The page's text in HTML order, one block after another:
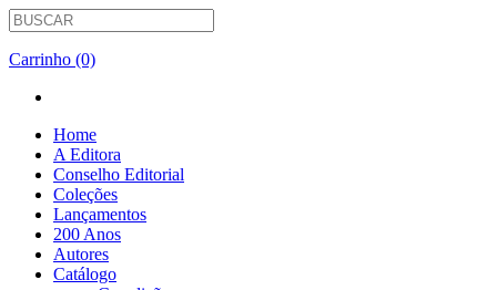
Carrinho (0)
Home
A Editora
Conselho Editorial
Coleções
Lançamentos
200 Anos
Autores
Catálogo